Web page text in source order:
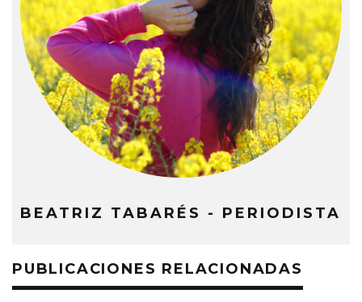
BEATRIZ TABARÉS - PERIODISTA
PUBLICACIONES RELACIONADAS